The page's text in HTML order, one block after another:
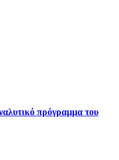
πρόγραμμα του